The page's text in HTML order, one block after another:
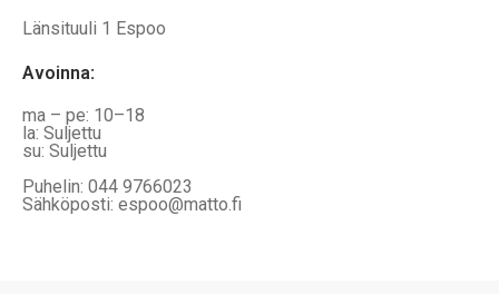
Länsituuli 1 Espoo
Avoinna:
ma – pe: 10–18
la: Suljettu
su: Suljettu
Puhelin: 044 9766023
Sähköposti: espoo@matto.fi